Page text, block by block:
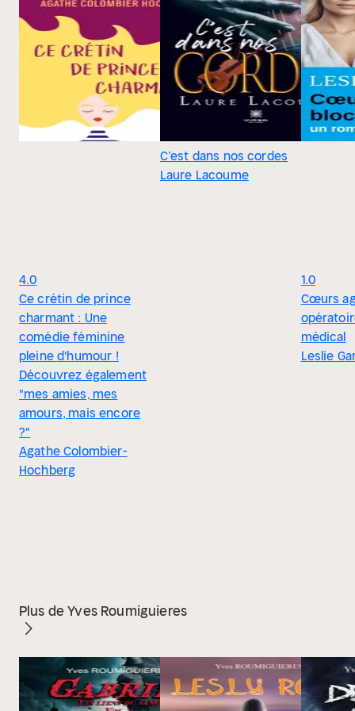
4.0
Ce crétin de prince
charmant : Une
comédie féminine
pleine d'humour !
Découvrez également
"mes amies, mes
amours, mais encore
?"
Agathe Colombier-
Hochberg
C’est dans nos cordes
Laure Lacoume
1.0
Cœurs
médical
Leslie
Plus de Yves Roumiguieres